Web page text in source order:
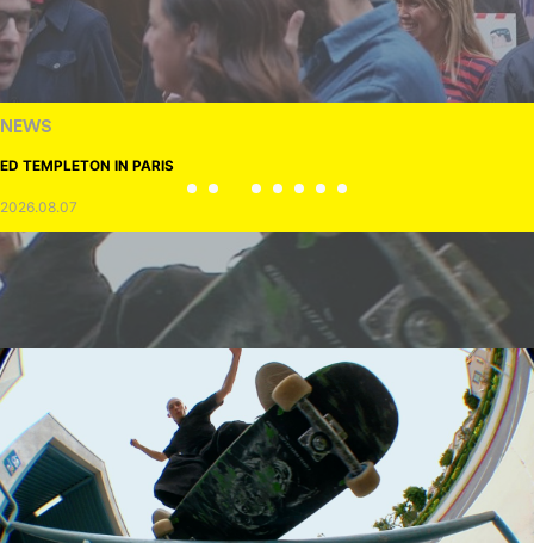
NEWS
ED TEMPLETON IN PARIS
2026.08.07